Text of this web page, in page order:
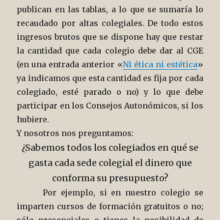
publican en las tablas, a lo que se sumaría lo
recaudado por altas colegiales. De todo estos
ingresos brutos que se dispone hay que restar
la cantidad que cada colegio debe dar al CGE
(en una entrada anterior «Ni ética ni estética»
ya indicamos que esta cantidad es fija por cada
colegiado, esté parado o no) y lo que debe
participar en los Consejos Autonómicos, si los
hubiere.
Y nosotros nos preguntamos:
¿Sabemos todos los colegiados en qué se
gasta cada sede colegial el dinero que
conforma su presupuesto?
Por ejemplo, si en nuestro colegio se
imparten cursos de formación gratuitos o no;